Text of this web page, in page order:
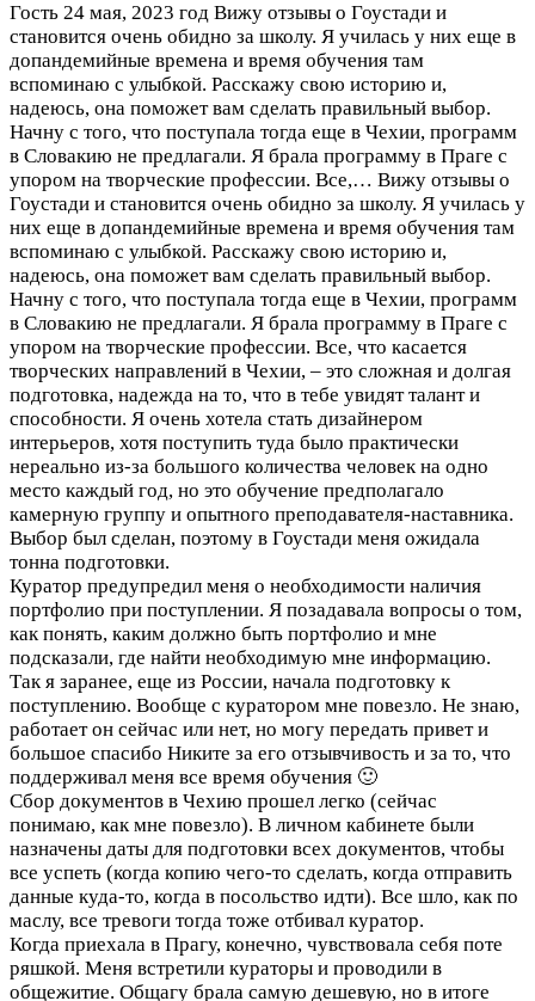
Гость 24 мая, 2023 год Вижу отзывы о Гоустади и
становится очень обидно за школу. Я училась у них еще в
допандемийные времена и время обучения там
вспоминаю с улыбкой. Расскажу свою историю и,
надеюсь, она поможет вам сделать правильный выбор.
Начну с того, что поступала тогда еще в Чехии, программ
в Словакию не предлагали. Я брала программу в Праге с
упором на творческие профессии. Все,… Вижу отзывы о
Гоустади и становится очень обидно за школу. Я училась у
них еще в допандемийные времена и время обучения там
вспоминаю с улыбкой. Расскажу свою историю и,
надеюсь, она поможет вам сделать правильный выбор.
Начну с того, что поступала тогда еще в Чехии, программ
в Словакию не предлагали. Я брала программу в Праге с
упором на творческие профессии. Все, что касается
творческих направлений в Чехии, – это сложная и долгая
подготовка, надежда на то, что в тебе увидят талант и
способности. Я очень хотела стать дизайнером
интерьеров, хотя поступить туда было практически
нереально из-за большого количества человек на одно
место каждый год, но это обучение предполагало
камерную группу и опытного преподавателя-наставника.
Выбор был сделан, поэтому в Гоустади меня ожидала
тонна подготовки.
Куратор предупредил меня о необходимости наличия
портфолио при поступлении. Я позадавала вопросы о том,
как понять, каким должно быть портфолио и мне
подсказали, где найти необходимую мне информацию.
Так я заранее, еще из России, начала подготовку к
поступлению. Вообще с куратором мне повезло. Не знаю,
работает он сейчас или нет, но могу передать привет и
большое спасибо Никите за его отзывчивость и за то, что
поддерживал меня все время обучения 🙂
Сбор документов в Чехию прошел легко (сейчас
понимаю, как мне повезло). В личном кабинете были
назначены даты для подготовки всех документов, чтобы
все успеть (когда копию чего-то сделать, когда отправить
данные куда-то, когда в посольство идти). Все шло, как по
маслу, все тревоги тогда тоже отбивал куратор.
Когда приехала в Прагу, конечно, чувствовала себя поте
ряшкой. Меня встретили кураторы и проводили в
общежитие. Общагу брала самую дешевую, но в итоге